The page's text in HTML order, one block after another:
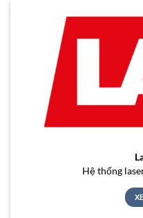
Hệ thống